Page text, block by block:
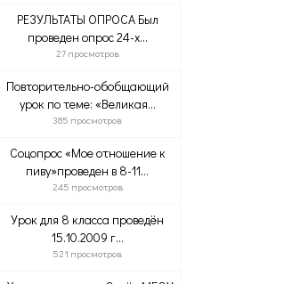
РЕЗУЛЬТАТЫ ОПРОСА Был
проведен опрос 24-х...
27 просмотров
Повторительно-обобщающий
урок по теме: «Великая...
385 просмотров
Соцопрос «Мое отношение к
пиву»проведен в 8-11...
245 просмотров
Урок для 8 класса проведён
15.10.2009 г...
521 просмотров